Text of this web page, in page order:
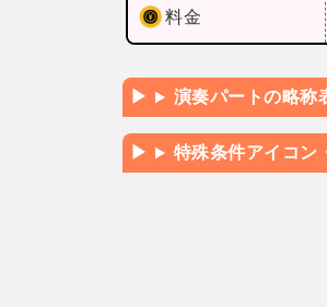
料金
演奏パートの略称
特殊条件アイコン